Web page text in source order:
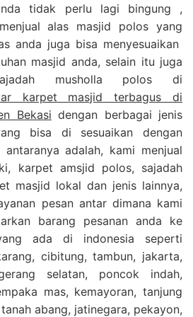
tidak perlu lagi bingung ,
alas masjid polos yang
anda juga bisa menyesuaikan
masjid anda, selain itu juga
musholla polos di
karpet masjid terbagus di
Bekasi dengan berbagai jenis
bisa di sesuaikan dengan
adalah, kami menjual
karpet amsjid polos, sajadah
masjid lokal dan jenis lainnya,
pesan antar dimana kami
barang pesanan anda ke
ada di indonesia seperti
cibitung, tambun, jakarta,
selatan, poncok indah,
mas, kemayoran, tanjung
abang, jatinegara, pekayon,